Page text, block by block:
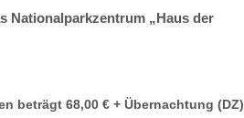
Nationalparkzentrum „Haus der
beträgt 68,00 € + Übernachtung (DZ)